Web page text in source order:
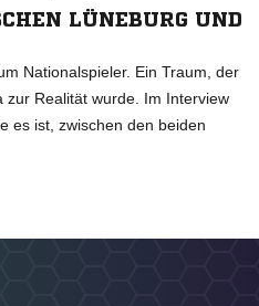
LÜNEBURG UND
Nationalspieler. Ein Traum, der
Realität wurde. Im Interview
es ist, zwischen den beiden